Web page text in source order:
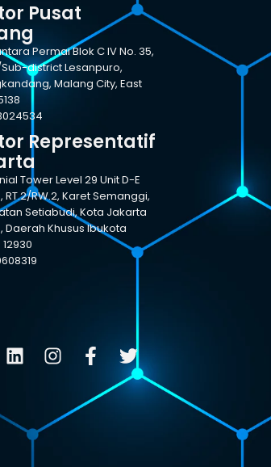
Pusat
Permai Blok C IV No. 35,
district Lesanpuro,
Malang City, East
Representatif
Tower Level 29 Unit D-E
RT.2/RW.2, Karet Semanggi,
Setiabudi, Kota Jakarta
Daerah Khusus Ibukota